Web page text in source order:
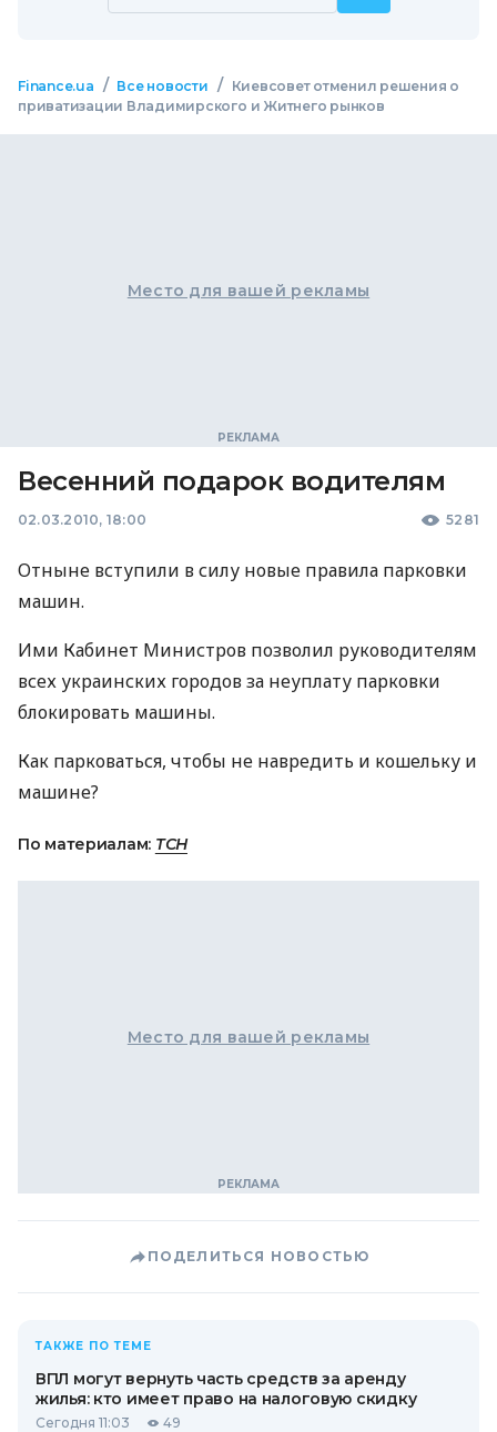
Finance.ua / Все новости /
Киевсовет отменил решения о
приватизации Владимирского и Житнего рынков
Место для вашей рекламы
Весенний подарок водителям
02.03.2010, 18:00 5281
Отныне вступили в силу новые правила парковки
машин.
Ими Кабинет Министров позволил руководителям
всех украинских городов за неуплату парковки
блокировать машины.
Как парковаться, чтобы не навредить и кошельку и
машине?
По материалам: ТСН
Место для вашей рекламы
ПОДЕЛИТЬСЯ НОВОСТЬЮ
ТАКЖЕ ПО ТЕМЕ
ВПЛ могут вернуть часть средств за аренду
жилья: кто имеет право на налоговую скидку
Сегодня 11:03 49